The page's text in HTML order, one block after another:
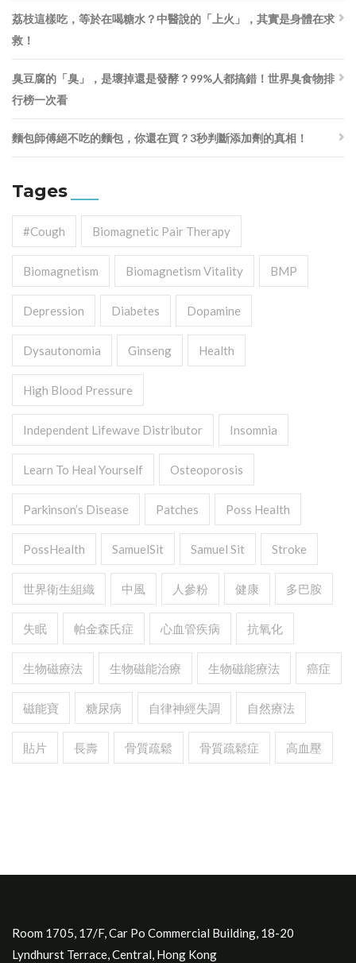
荔枝這樣吃，等於在喝糖水？中醫說的「上火」，其實是身體在求
救！
臭豆腐的「臭」，是壞掉還是發酵？99%人都搞錯！世界臭食物排
行榜一次看
麵包師傅絕不吃的麵包，你還在買？3秒判斷添加劑的真相！
Tages
#cough Biomagnetic Pair Therapy
Biomagnetism Biomagnetism Vitality BMP
Depression Diabetes Dopamine
Dysautonomia Ginseng Health
High Blood Pressure
Independent Lifewave Distributor Insomnia
Learn To Heal Yourself Osteoporosis
Parkinson’s Disease Patches Poss Health
PossHealth SamuelSit Samuel Sit Stroke
世界衛生組織 中風 人參粉 健康 多巴胺
失眠 帕金森氏症 心血管疾病 抗氧化
生物磁療法 生物磁能治療 生物磁能療法 癌症
磁能寶 糖尿病 自律神經失調 自然療法
貼片 長壽 骨質疏鬆 骨質疏鬆症 高血壓
Room 1705, 17/F, Car Po Commercial Building, 18-20
Lyndhurst Terrace, Central, Hong Kong